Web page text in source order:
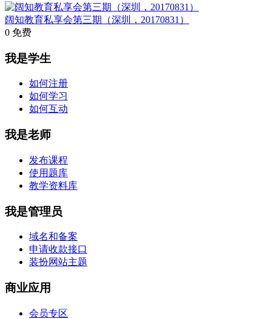
阔知教育私享会第三期（深圳，20170831）
0 免费
我是学生
如何注册
如何学习
如何互动
我是老师
发布课程
使用题库
教学资料库
我是管理员
域名和备案
申请收款接口
装扮网站主题
商业应用
会员专区